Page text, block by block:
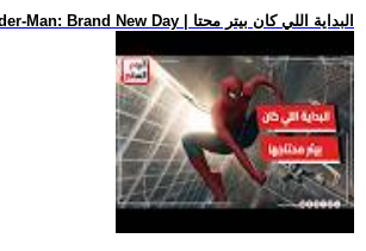
.. فيلم Spider-Man: Brand New Day | البداية اللي كان بيتر محتا